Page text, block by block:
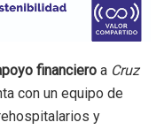
financiero a Cruz
con un equipo de
y